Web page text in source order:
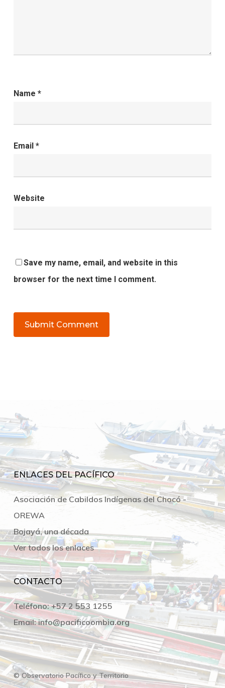
Name *
Email *
Website
Save my name, email, and website in this
browser for the next time I comment.
ENLACES DEL PACÍFICO
Asociación de Cabildos Indígenas del Chocó -
OREWA
Bojayá, una década
Ver todos los enlaces
CONTACTO
Teléfono:+57 2 553 1255
Email: info@pacificoombia.org
© Observatorio Pacífico y Territorio